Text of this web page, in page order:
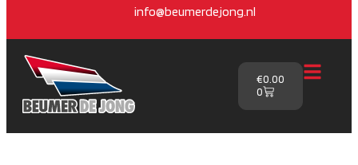
info@beumerdejong.nl
€0.00
0